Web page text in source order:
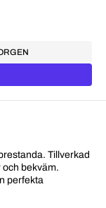
Tillverkad
och bekväm.
perfekta